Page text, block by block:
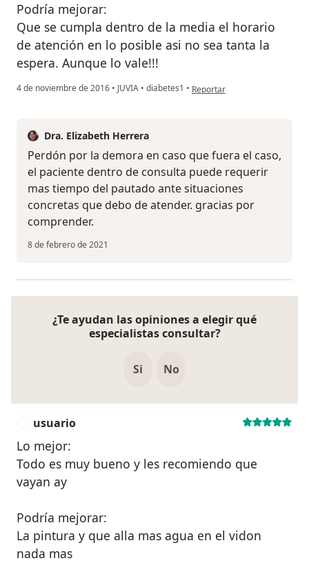
Podría mejorar:
Que se cumpla dentro de la media el horario
de atención en lo posible asi no sea tanta la
espera. Aunque lo vale!!!
4 de noviembre de 2016 • JUVIA • diabetes1 • en opinión del usuario
Reportar
Dra. Elizabeth Herrera
Perdón por la demora en caso que fuera el caso,
el paciente dentro de consulta puede requerir
mas tiempo del pautado ante situaciones
concretas que debo de atender. gracias por
comprender.
8 de febrero de 2021
¿Te ayudan las opiniones a elegir qué
especialistas consultar?
Si No
usuario
Lo mejor:
Todo es muy bueno y les recomiendo que
vayan ay
Podría mejorar:
La pintura y que alla mas agua en el vidon
nada mas